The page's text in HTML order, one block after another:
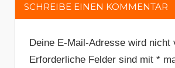
SCHREIBE EINEN KOMMENTAR
Deine E-Mail-Adresse wird nicht
Erforderliche Felder sind mit *